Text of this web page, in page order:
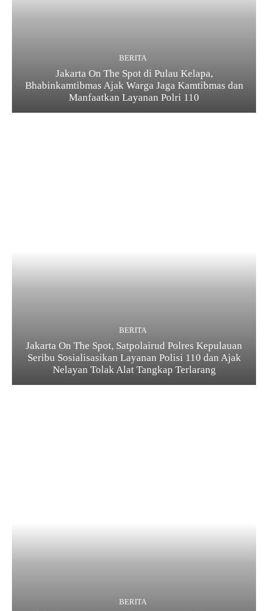
BERITA
Jakarta On The Spot di Pulau Kelapa,
Bhabinkamtibmas Ajak Warga Jaga Kamtibmas dan
Manfaatkan Layanan Polri 110
BERITA
Jakarta On The Spot, Satpolairud Polres Kepulauan
Seribu Sosialisasikan Layanan Polisi 110 dan Ajak
Nelayan Tolak Alat Tangkap Terlarang
BERITA